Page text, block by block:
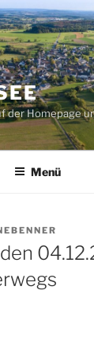
der Homepage
Menü